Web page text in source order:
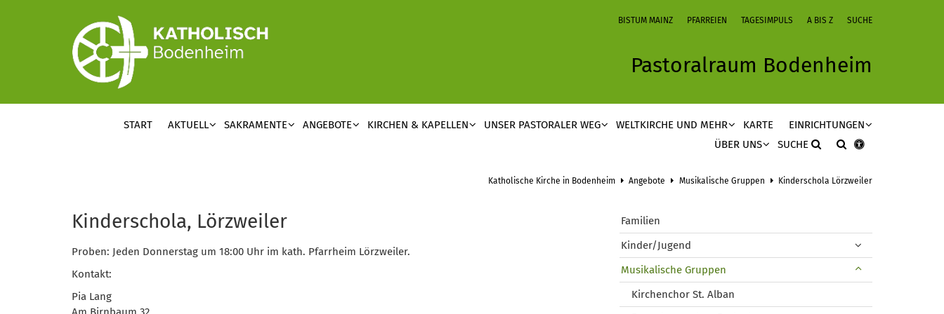
BISTUM MAINZ PFARREIEN TAGESIMPULS A BIS Z SUCHE
Pastoralraum Bodenheim
START AKTUELL SAKRAMENTE ANGEBOTE KIRCHEN & KAPELLEN UNSER PASTORALER WEG WELTKIRCHE UND MEHR KARTE
EINRICHTUNGEN
ÜBER UNS
SUCHE
Katholische Kirche in Bodenheim Angebote Musikalische Gruppen Kinderschola Lörzweiler
Kinderschola, Lörzweiler
Proben: Jeden Donnerstag um 18:00 Uhr im kath. Pfarrheim Lörzweiler.
Kontakt:
Pia Lang
Familien
Kinder/Jugend
Musikalische Gruppen
Kirchenchor St. Alban